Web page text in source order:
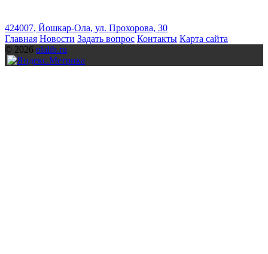
424007, Йошкар-Ола, ул. Прохорова, 30
Главная Новости Задать вопрос Контакты Карта сайта
© 2026 olalib.ru